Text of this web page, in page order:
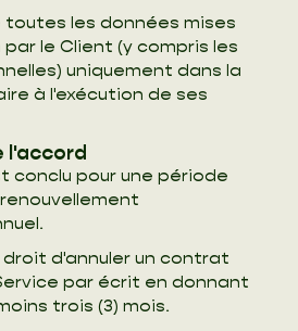
toutes les données mises
le Client (y compris les
uniquement dans la
à l'exécution de ses
l'accord
conclu pour une période
droit d'annuler un contrat
par écrit en donnant
trois (3) mois.